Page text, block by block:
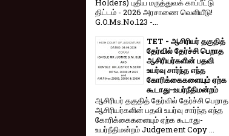
திட்டம் - 2026 அரசாணை வெளியீடு!
G.O.Ms.No.123 -...
TET - ஆசிரியர் தகுதித்
தேர்வில் தேர்ச்சி பெறாத
ஆசிரியர்களின் பதவி
உயர்வு சார்ந்த எந்த
கோரிக்கைகளையும் ஏற்க
கூடாது-உயர்நீதிமன்றம்
ஆசிரியர் தகுதித் தேர்வில் தேர்ச்சி பெறாத
ஆசிரியர்களின் பதவி உயர்வு சார்ந்த எந்த
கோரிக்கைகளையும் ஏற்க கூடாது-
உயர்நீதிமன்றம் Judgement Copy ...